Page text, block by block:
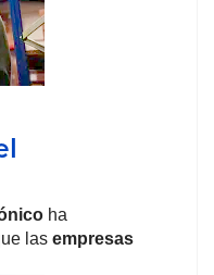
ha
las empresas